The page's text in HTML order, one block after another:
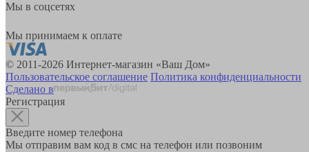
Мы в соцсетях
Мы принимаем к оплате
© 2011-2026 Интернет-магазин «Ваш Дом»
Пользовательское соглашение Политика конфиденциальности
Сделано в
Регистрация
Введите номер телефона
Мы отправим вам код в смс на телефон или позвоним